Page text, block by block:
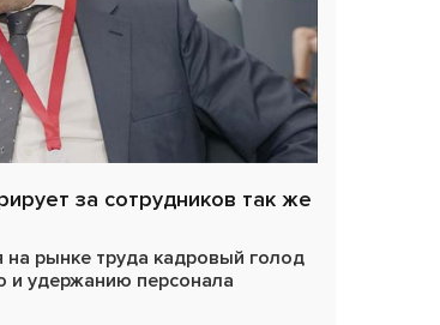
за сотрудников так же
рынке труда кадровый голод
и удержанию персонала